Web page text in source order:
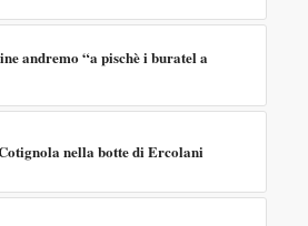
andremo “a pischè i buratel a
nella botte di Ercolani